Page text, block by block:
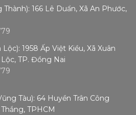
166 Lê Duẩn, Xã An Phước,
1958 Ấp Việt Kiều, Xã Xuân
TP. Đồng Nai
Tàu): 64 Huyền Trân Công
TPHCM